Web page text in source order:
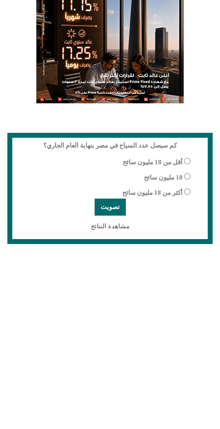
كم سيصل عدد السياح في مصر بنهاية العام الجاري؟
أقل من 18 مليون سائح
18 مليون سائح
أكثر من 18 مليون سائح
مشاهدة النتائج